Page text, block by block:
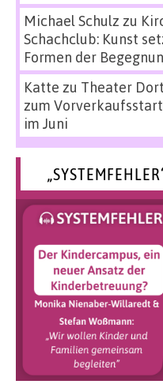
Michael Schulz zu
Schachclub: Kunst
Formen der
Katte zu Theater
zum
im Juni